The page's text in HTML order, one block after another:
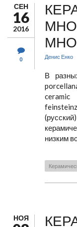
СЕН
16
2016
0 Денис Енко
В
низким
НОЯ